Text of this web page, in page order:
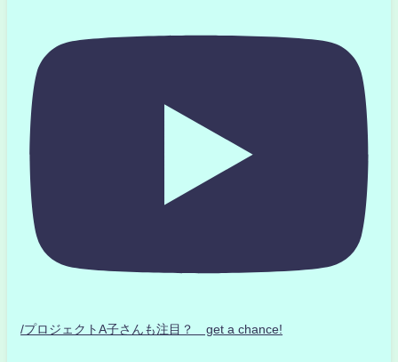
/プロジェクトA子さんも注目？ get a chance!